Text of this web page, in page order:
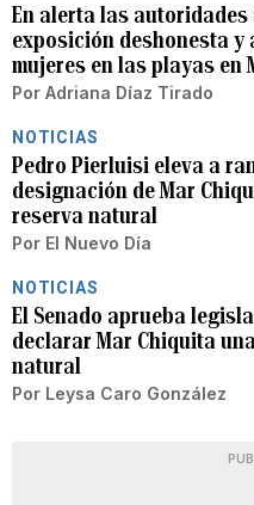
En alerta las autoridades
exposición deshonesta y
mujeres en las playas en
Por Adriana Díaz Tirado
NOTICIAS
Pedro Pierluisi eleva a
designación de Mar
reserva natural
Por El Nuevo Día
NOTICIAS
El Senado aprueba
declarar Mar Chiquita
natural
Por Leysa Caro González